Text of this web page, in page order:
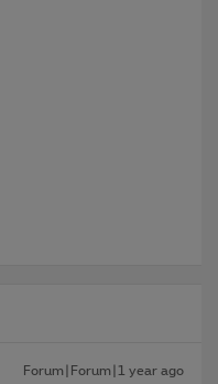
Forum|Forum|1 year ago